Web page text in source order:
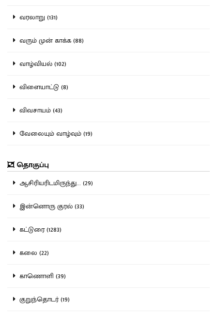
வரலாறு (131)
வரும் முன் காக்க (88)
வாழ்வியல் (102)
விளையாட்டு (8)
விவசாயம் (43)
வேலையும் வாழ்வும் (19)
தொகுப்பு
ஆசிரியரிடமிருந்து... (29)
இன்னொரு குரல் (33)
கட்டுரை (1283)
கலை (22)
காணொளி (39)
குறுந்தொடர் (19)